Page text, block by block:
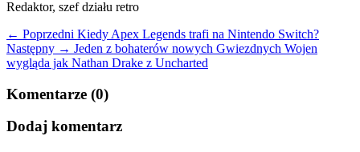
Redaktor, szef działu retro
← Poprzedni Kiedy Apex Legends trafi na Nintendo Switch?
Następny → Jeden z bohaterów nowych Gwiezdnych Wojen
wygląda jak Nathan Drake z Uncharted
Komentarze (0)
Dodaj komentarz